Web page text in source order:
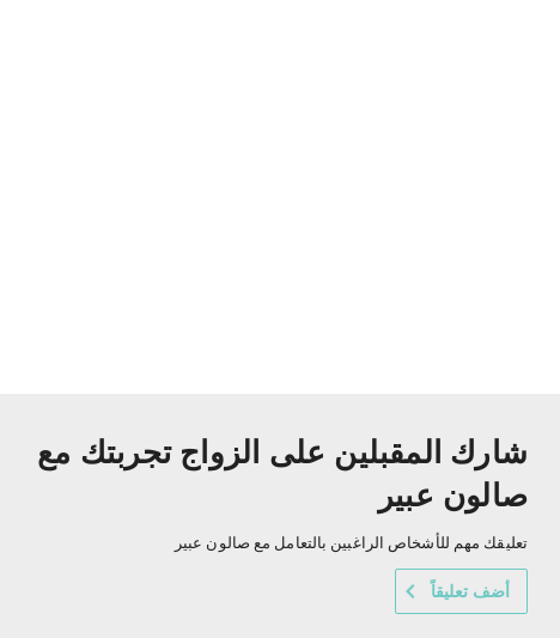
شارك المقبلين على الزواج تجربتك مع
صالون عبير
تعليقك مهم للأشخاص الراغبين بالتعامل مع صالون عبير
أضف تعليقاً